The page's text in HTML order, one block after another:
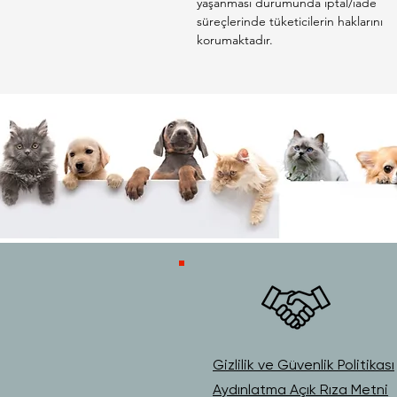
süreçlerinde tüketicilerin haklarını
korumaktadır.
Gizlilik ve Güvenlik Politikası
Aydınlatma Açık Rıza Metni